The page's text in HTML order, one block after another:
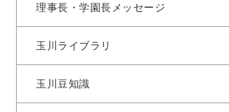
理事長・学園長メッセージ
玉川ライブラリ
玉川豆知識